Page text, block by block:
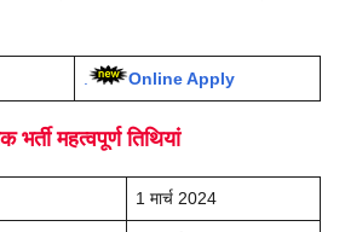
Online Apply
भर्ती महत्वपूर्ण तिथियां
1 मार्च 2024